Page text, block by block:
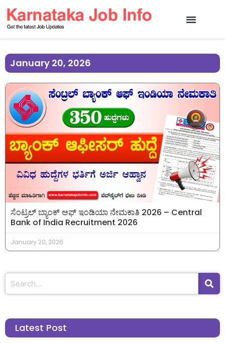
January 20, 2026
ಸೆಂಟ್ರಲ್ ಬ್ಯಾಂಕ್ ಆಫ್ ಇಂಡಿಯಾ ನೇಮಕಾತಿ 2026 – Central
Bank of India Recruitment 2026
January 20, 2026
Latest Post